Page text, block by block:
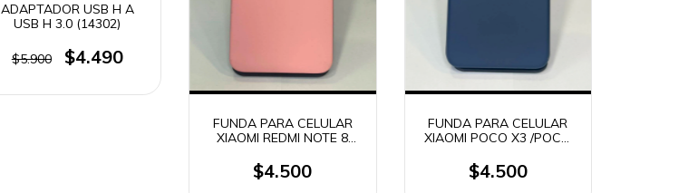
ADAPTADOR USB H A
USB H 3.0 (14302)
$5.900 $4.490
FUNDA PARA CELULAR
XIAOMI REDMI NOTE 8
$4.500
FUNDA PARA CELULAR
XIAOMI POCO X3 /POCO
$4.500